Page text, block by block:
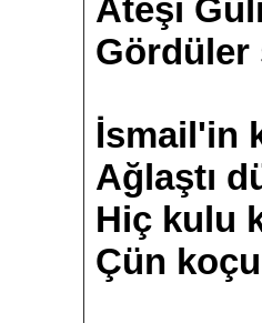
Ateşi
Gördüler
İsmail'in
Ağlaştı
Hiç kulu
Çün